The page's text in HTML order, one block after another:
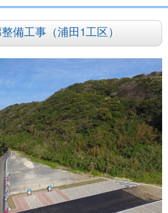
備工事（浦田1工区）